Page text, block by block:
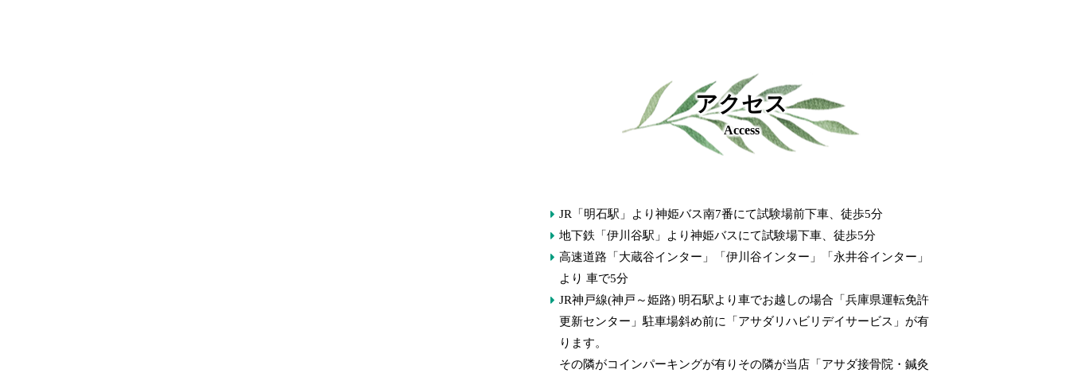
アクセス
Access
JR「明石駅」より神姫バス南7番にて試験場前下車、徒歩5分
地下鉄「伊川谷駅」より神姫バスにて試験場下車、徒歩5分
高速道路「大蔵谷インター」「伊川谷インター」「永井谷インター」
より 車で5分
JR神戸線(神戸～姫路) 明石駅より車でお越しの場合「兵庫県運転免許
更新センター」駐車場斜め前に「アサダリハビリデイサービス」が有
ります。
その隣がコインパーキングが有りその隣が当店「アサダ接骨院・鍼灸